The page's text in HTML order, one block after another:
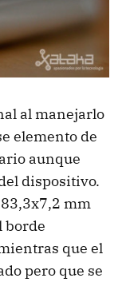
al manejarlo
elemento de
aunque
dispositivo.
mm
borde
que el
pero que se